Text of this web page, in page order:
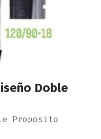
Doble
Proposito